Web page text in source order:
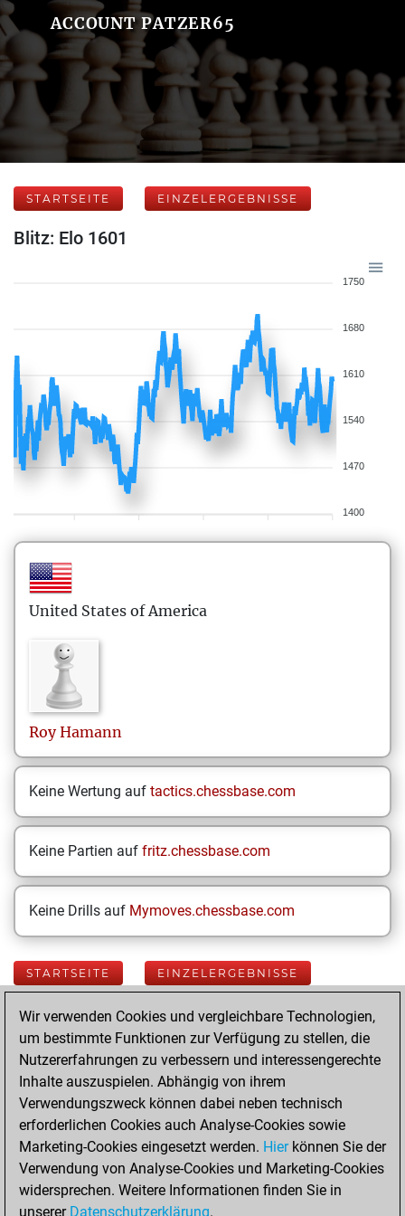
ACCOUNT PATZER65
STARTSEITE EINZELERGEBNISSE
Blitz: Elo 1601
1750
1680
1610
1540
1470
1400
United States of America
Roy Hamann
Keine Wertung auf tactics.chessbase.com
Keine Partien auf fritz.chessbase.com
Keine Drills auf Mymoves.chessbase.com
STARTSEITE EINZELERGEBNISSE
Your Latest App
Activity
Today
You played 400
blitz games
Play
You scored
Wir verwenden Cookies und vergleichbare Technologien,
um bestimmte Funktionen zur Verfügung zu stellen, die
Nutzererfahrungen zu verbessern und interessengerechte
Inhalte auszuspielen. Abhängig von ihrem
Verwendungszweck können dabei neben technisch
erforderlichen Cookies auch Analyse-Cookies sowie
Marketing-Cookies eingesetzt werden. Hierkönnen Sie der
Verwendung von Analyse-Cookies und Marketing-Cookies
widersprechen. Weitere Informationen finden Sie in
unserer Datenschutzerklärung.